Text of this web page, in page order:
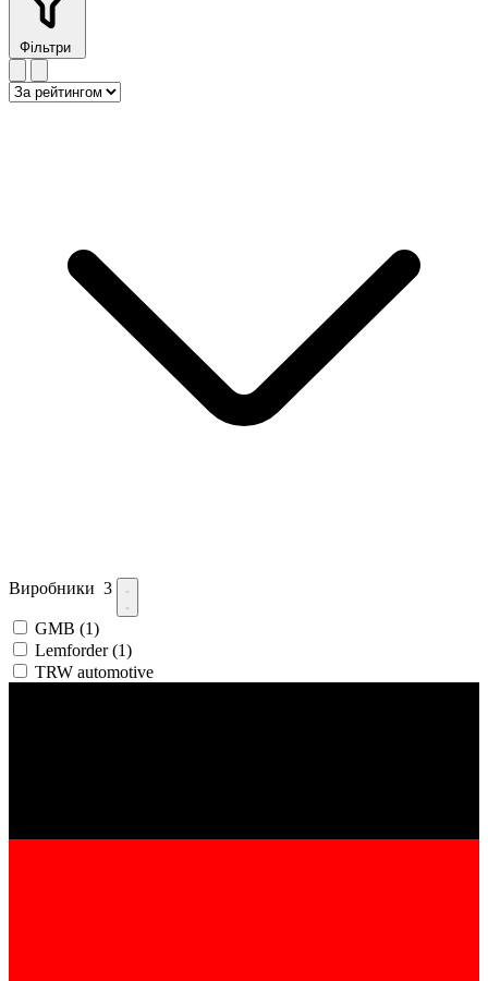
Фільтри
Виробники 3
GMB (1)
Lemforder(1)
TRW automotive